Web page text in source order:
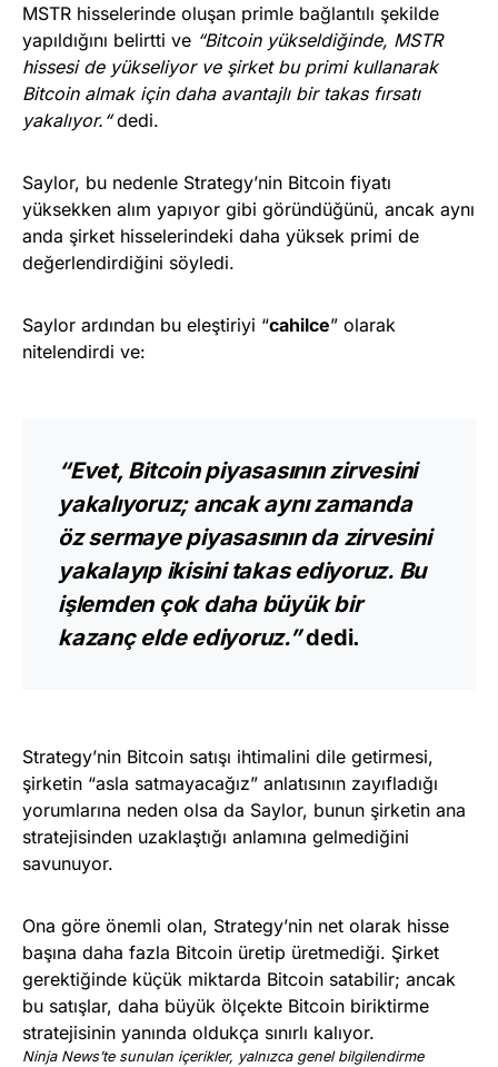
MSTR hisselerinde oluşan primle bağlantılı şekilde
yapıldığını belirtti ve “Bitcoin yükseldiğinde, MSTR
hissesi de yükseliyor ve şirket bu primi kullanarak
Bitcoin almak için daha avantajlı bir takas fırsatı
yakalıyor.“dedi.
Saylor, bu nedenle Strategy’nin Bitcoin fiyatı
yüksekken alım yapıyor gibi göründüğünü, ancak aynı
anda şirket hisselerindeki daha yüksek primi de
değerlendirdiğini söyledi.
Saylor ardından bu eleştiriyi “cahilce” olarak
nitelendirdi ve:
“Evet, Bitcoin piyasasının zirvesini
yakalıyoruz; ancak aynı zamanda
öz sermaye piyasasının da zirvesini
yakalayıp ikisini takas ediyoruz. Bu
işlemden çok daha büyük bir
kazanç elde ediyoruz.”dedi.
Strategy’nin Bitcoin satışı ihtimalini dile getirmesi,
şirketin “asla satmayacağız” anlatısının zayıfladığı
yorumlarına neden olsa da Saylor, bunun şirketin ana
stratejisinden uzaklaştığı anlamına gelmediğini
savunuyor.
Ona göre önemli olan, Strategy’nin net olarak hisse
başına daha fazla Bitcoin üretip üretmediği. Şirket
gerektiğinde küçük miktarda Bitcoin satabilir; ancak
bu satışlar, daha büyük ölçekte Bitcoin biriktirme
stratejisinin yanında oldukça sınırlı kalıyor.
Ninja News’te sunulan içerikler, yalnızca genel bilgilendirme